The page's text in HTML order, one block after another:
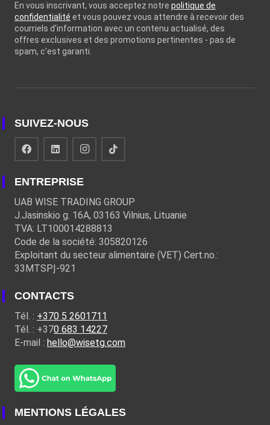
En vous inscrivant, vous acceptez notre politique de
confidentialité et vous pouvez vous attendre à recevoir des
courriels d'information avec un contenu actualisé, des
offres exclusives et des promotions pertinentes - pas de
spam, c'est garanti.
SUIVEZ-NOUS
ENTREPRISE
UAB WISE TRADING GROUP
J.Jasinskio g. 16A, 03163 Vilnius, Lituanie
TVA: LT100014288813
Code de la société: 305820126
Exploitant du secteur alimentaire (VET) Cert.no.:
33MTSPĮ-921
CONTACTS
Tél. : +370 5 2601711
Tél. : +370 683 14227
E-mail : hello@wisetg.com
MENTIONS LÉGALES